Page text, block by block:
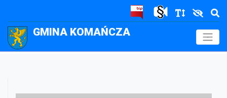
GMINA KOMAŃCZA .